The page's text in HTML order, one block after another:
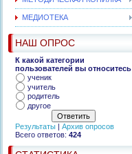
МЕДИОТЕКА
НАШ ОПРОС
К какой категории
пользователей вы относитесь
ученик
учитель
родитель
другое
Результаты
Архив опросов
Всего ответов: 424